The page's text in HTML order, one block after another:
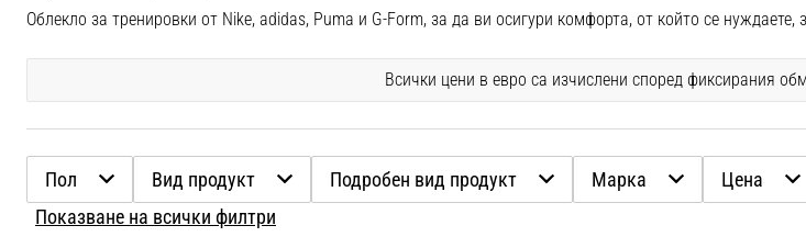
Облекло за тренировки от Nike, adidas, Puma и G-Form, за да ви осигури комфорта, от който се
Всички цени в евро са изчислени според фиксирания
Пол Вид продукт Подробен вид продукт Марка Цена
Показване на всички филтри